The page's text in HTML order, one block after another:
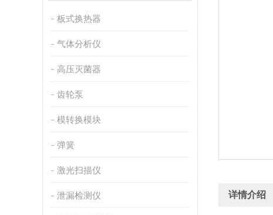
板式换热器
气体分析仪
高压灭菌器
齿轮泵
模转换模块
弹簧
激光扫描仪
泄漏检测仪 详情介绍